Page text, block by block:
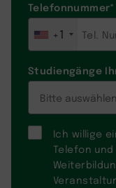
Telefonnummer*
+1
Studiengänge
Ich willige
Telefon